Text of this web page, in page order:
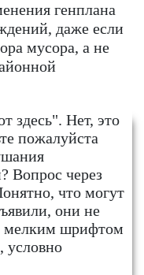
генплана
даже если
мусора, а не
здесь". Нет, это
пожалуйста
Вопрос через
что могут
они не
мелким шрифтом
условно